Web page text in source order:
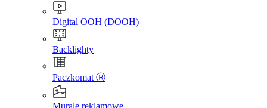
Digital OOH (DOOH)
Backlighty
Paczkomat Ⓡ
Murale reklamowe